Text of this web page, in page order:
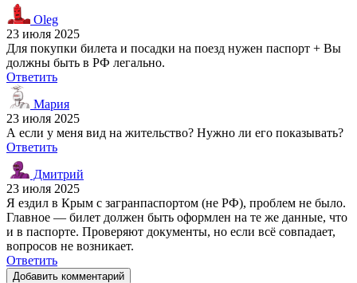
Oleg
23 июля 2025
Для покупки билета и посадки на поезд нужен паспорт + Вы
должны быть в РФ легально.
Ответить
Мария
23 июля 2025
А если у меня вид на жительство? Нужно ли его показывать?
Ответить
Дмитрий
23 июля 2025
Я ездил в Крым с загранпаспортом (не РФ), проблем не было.
Главное — билет должен быть оформлен на те же данные, что
и в паспорте. Проверяют документы, но если всё совпадает,
вопросов не возникает.
Ответить
Добавить комментарий